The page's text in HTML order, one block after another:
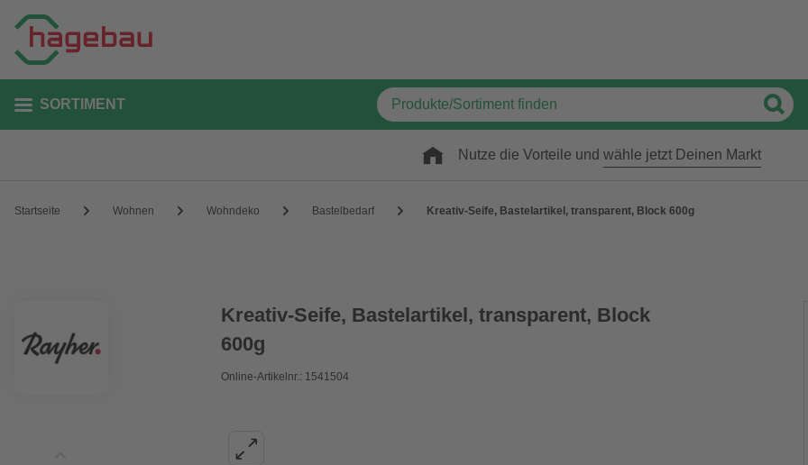
SORTIMENT
Nutze die Vorteile und wähle jetzt Deinen Markt
Startseite Wohnen Wohndeko Bastelbedarf Kreativ-Seife, Bastelartikel, transparent, Block 600g
Kreativ-Seife, Bastelartikel, transparent, Block
600g
Online-Artikelnr.: 1541504